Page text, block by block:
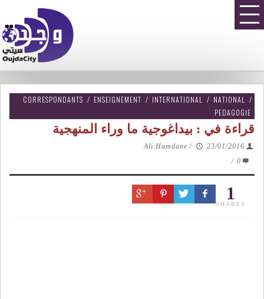
CORRESPONDANTS / ENSEIGNEMENT / INTERNATIONAL / NATIONAL
/
PEDAGOGIE
قراءة في : بيداغوجية ما وراء المنهجية
Ali Hamdane /
23/01/2016
0
/
1
SHARES